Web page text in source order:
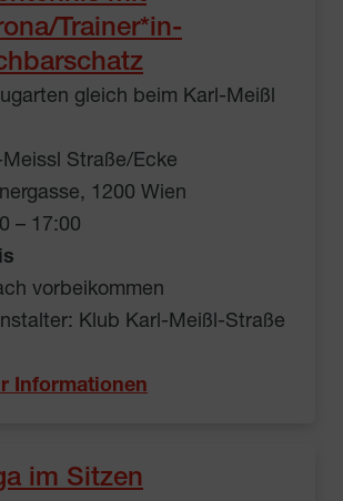
Trainer*in-
gleich beim Karl-Meißl
Meissl Straße/Ecke
1200 Wien
– 17:00
vorbeikommen
Klub Karl-Meißl-Straße
Informationen
im Sitzen